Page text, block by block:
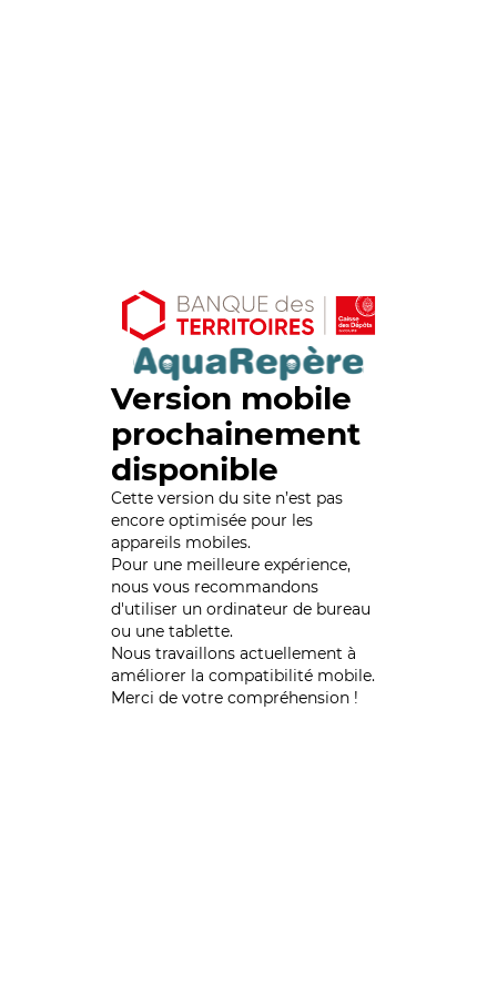
Version mobile
prochainement
disponible
Cette version du site n’est pas
encore optimisée pour les
appareils mobiles.
Pour une meilleure expérience,
nous vous recommandons
d'utiliser un ordinateur de bureau
ou une tablette.
Nous travaillons actuellement à
améliorer la compatibilité mobile.
Merci de votre compréhension !